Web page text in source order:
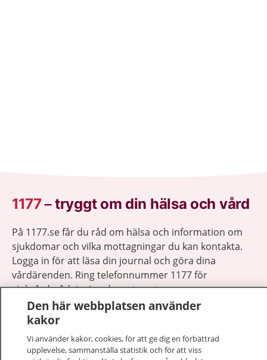
1177–tryggt om din hälsa och vård
På 1177.se får du råd om hälsa och information om
sjukdomar och vilka mottagningar du kan kontakta.
Logga in för att läsa din journal och göra dina
vårdärenden. Ring telefonnummer 1177 för
sjukvårdsrådgivning dygnet runt.
1177 ger dig råd när du vill må bättre.
Den här webbplatsen använder
kakor
Vi använder kakor, cookies, för att ge dig en förbättrad
upplevelse, sammanställa statistik och för att viss